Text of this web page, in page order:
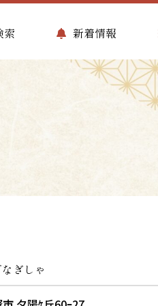
索 新着情報
ぎしゃ